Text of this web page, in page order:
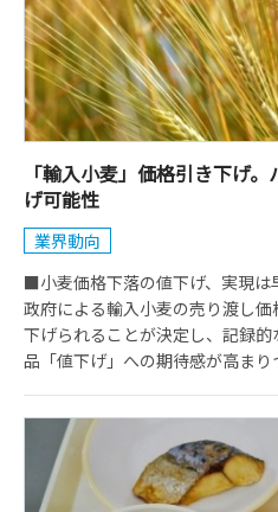
「輸入小麦」価格引き下げ
げ可能性
業界動向
■小麦価格下落の値下げ、実現は
政府による輸入小麦の売り渡し
下げられることが決定し、記録
品「値下げ」への期待感が高ま